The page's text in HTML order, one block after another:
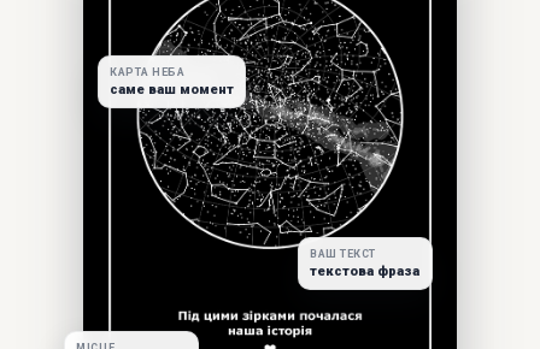
КАРТА НЕБА
саме ваш момент
ВАШ ТЕКСТ
текстова фраза